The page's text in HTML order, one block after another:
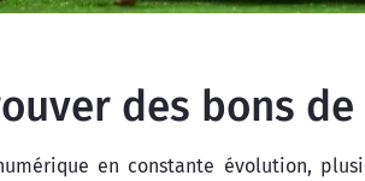
des bons
en constante évolution,